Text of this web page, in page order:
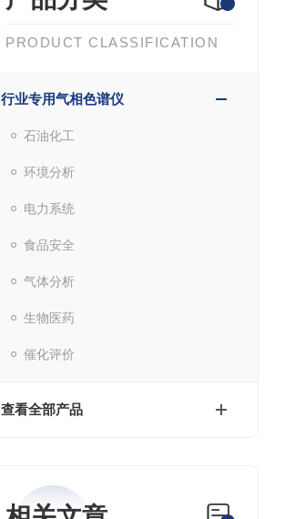
PRODUCT CLASSIFICATION
行业专用气相色谱仪
石油化工
环境分析
电力系统
食品安全
气体分析
生物医药
催化评价
查看全部产品